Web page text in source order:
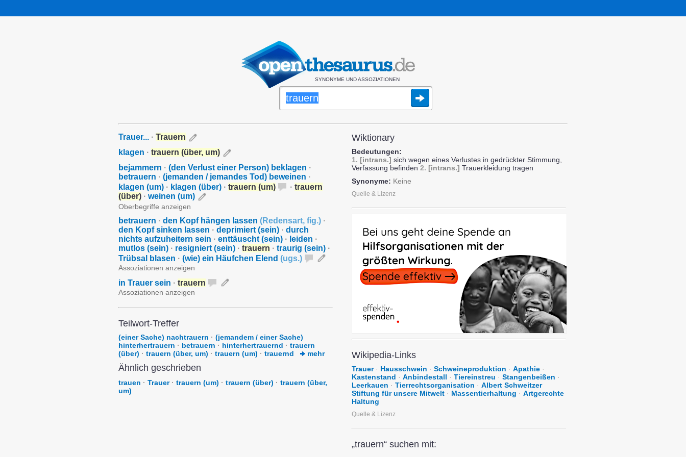
SYNONYME UND ASSOZIATIONEN
Trauer... · Trauern
klagen · trauern (über, um)
bejammern · (den Verlust einer Person) beklagen ·
betrauern · (jemanden / jemandes Tod) beweinen ·
klagen (um) · klagen (über) · trauern (um) · trauern
(über) · weinen (um)
Oberbegriffe anzeigen
betrauern · den Kopf hängen lassen (Redensart, fig.) ·
den Kopf sinken lassen · deprimiert (sein) · durch
nichts aufzuheitern sein · enttäuscht (sein) · leiden ·
mutlos (sein) · resigniert (sein) · trauern · traurig (sein) ·
Trübsal blasen · (wie) ein Häufchen Elend (ugs.)
Assoziationen anzeigen
in Trauer sein · trauern
Assoziationen anzeigen
Teilwort-Treffer
(einer Sache) nachtrauern · (jemandem / einer Sache)
hinterhertrauern · betrauern · hinterhertrauernd · trauern
(über) · trauern (über, um) · trauern (um) · trauernd mehr
Ähnlich geschrieben
trauen · Trauer · trauern (um) · trauern (über) · trauern (über,
um)
Wiktionary
Bedeutungen:
1. [intrans.] sich wegen eines Verlustes in gedrückter Stimmung,
Verfassung befinden 2. [intrans.] Trauerkleidung tragen
Synonyme: Keine
Quelle & Lizenz
Wikipedia-Links
Trauer· Hausschwein · Schweineproduktion · Apathie ·
Kastenstand · Anbindestall · Tiereinstreu · Stangenbeißen ·
Leerkauen · Tierrechtsorganisation · Albert Schweitzer
Stiftung für unsere Mitwelt · Massentierhaltung · Artgerechte
Haltung
Quelle & Lizenz
„trauern“ suchen mit: